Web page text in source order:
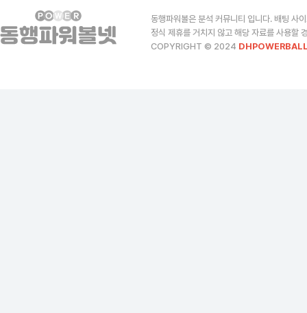
동행파워볼은 분석 커뮤니티 입니다. 배팅 사
정식 제휴를 거치지 않고 해당 자료를 사용할
COPYRIGHT © 2024